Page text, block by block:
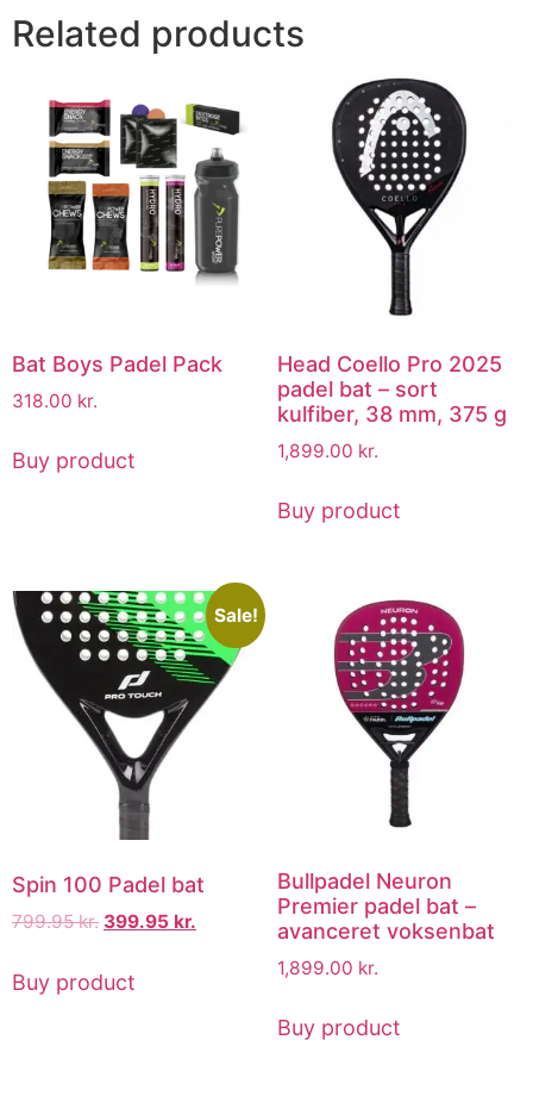
Related products
Bat Boys Padel Pack
318.00 kr.
Buy product
Head Coello Pro 2025
padel bat – sort
kulfiber, 38 mm, 375 g
1,899.00 kr.
Buy product
Sale!
Spin 100 Padel bat
799.95kr. 399.95 kr.
Buy product
Bullpadel Neuron
Premier padel bat –
avanceret voksenbat
1,899.00 kr.
Buy product